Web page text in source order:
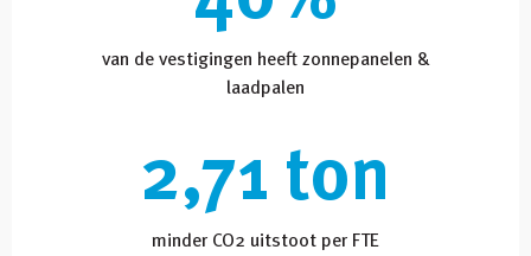
van de vestigingen heeft zonnepanelen &
laadpalen
2,71 ton
minder CO2 uitstoot per FTE